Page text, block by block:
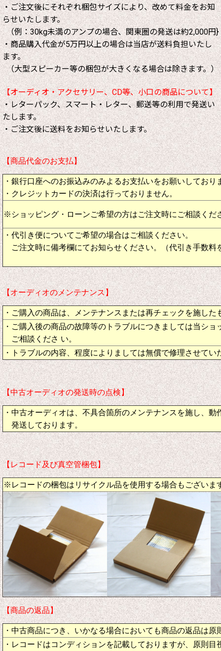
・ご注文後にそれぞれ梱包サイズにより、改めて料金をお知
らせいたします。
（例：30kg未満のアンプの場合、関東圏の発送は約2,000円}
・商品購入代金が5万円以上の場合は当店が送料負担いたし
ます。
（大型スピーカー等の梱包が大きくなる場合は除きます。）
【オーディオ・アクセサリー、CD等、小口の商品について】
・レターパック、スマート・レター、郵送等の利用で発送い
たします。
・ご注文後に送料をお知らせいたします。
【商品代金のお支払】
・銀行口座へのお振込みのみよるお支払いをお願いしており
・クレジットカードの決済は行っておりません。
※ショッピング・ローンご希望の方はご注文時にご相談くだ
・代引き便についてご希望の場合はご相談ください。
ご注文時に備考欄にてお知らせください。（代引き手数料
【オーディオのメンテナンス】
・ご購入の商品は、メンテナンスまたは再チェックを施し
・ご購入後の商品の故障等のトラブルにつきましては当ショ
ご相談くださ い。
・トラブルの内容、程度によりましては無償で修理させてい
【中古オーディオの発送時の点検】
・中古オーディオは、不具合箇所のメンテナンスを施し、動
発送しております。
【レコード及び真空管梱包】
※レコードの梱包はリサイクル品を使用する場合もございま
【商品の返品】
・中古商品につき、いかなる場合においても商品の返品は原
・レコードはコンディションを記載しておりますが、原則目